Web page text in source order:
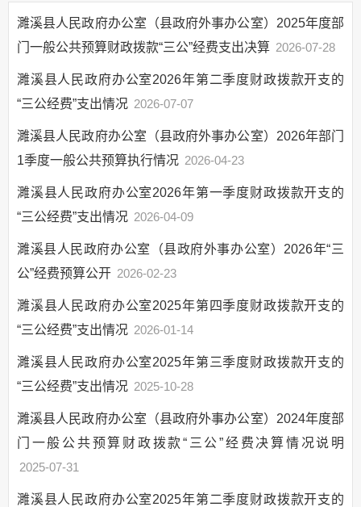
政府机构
人事信息
三公经费情况
政府“三公”经费情况
政府办"三公"经
各部门“三公”经
费情况
财政专项资金
财政收支情况
部门项目
惠民惠农
财政资金直达基层
应急管理
权责清单和动态调
整情况
务清单
涉企收费和市场准
濉溪县人民政府办公室（县政府外事办公室）2025年度部
门一般公共预算财政拨款“三公”经费支出决算 2026-07-28
濉溪县人民政府办公室2026年第二季度财政拨款开支的
“三公经费”支出情况 2026-07-07
濉溪县人民政府办公室（县政府外事办公室）2026年部门
1季度一般公共预算执行情况 2026-04-23
濉溪县人民政府办公室2026年第一季度财政拨款开支的
“三公经费”支出情况 2026-04-09
濉溪县人民政府办公室（县政府外事办公室）2026年“三
公”经费预算公开 2026-02-23
濉溪县人民政府办公室2025年第四季度财政拨款开支的
“三公经费”支出情况 2026-01-14
濉溪县人民政府办公室2025年第三季度财政拨款开支的
“三公经费”支出情况 2025-10-28
濉溪县人民政府办公室（县政府外事办公室）2024年度部
门一般公共预算财政拨款“三公”经费决算情况说明
2025-07-31
濉溪县人民政府办公室2025年第二季度财政拨款开支的